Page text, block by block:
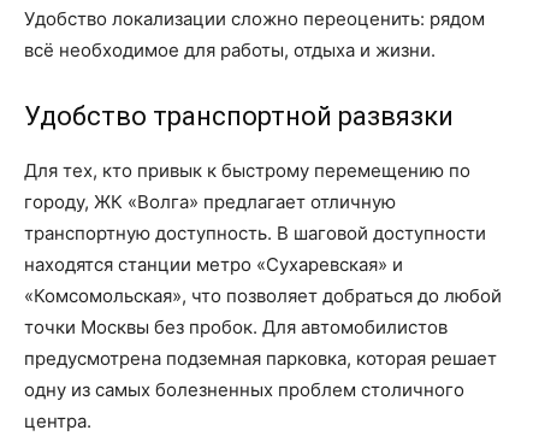
Удобство локализации сложно переоценить: рядом
всё необходимое для работы, отдыха и жизни.
Удобство транспортной развязки
Для тех, кто привык к быстрому перемещению по
городу, ЖК «Волга» предлагает отличную
транспортную доступность. В шаговой доступности
находятся станции метро «Сухаревская» и
«Комсомольская», что позволяет добраться до любой
точки Москвы без пробок. Для автомобилистов
предусмотрена подземная парковка, которая решает
одну из самых болезненных проблем столичного
центра.